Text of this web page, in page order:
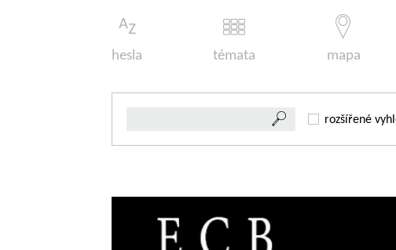
hesla témata mapa
rozšířené